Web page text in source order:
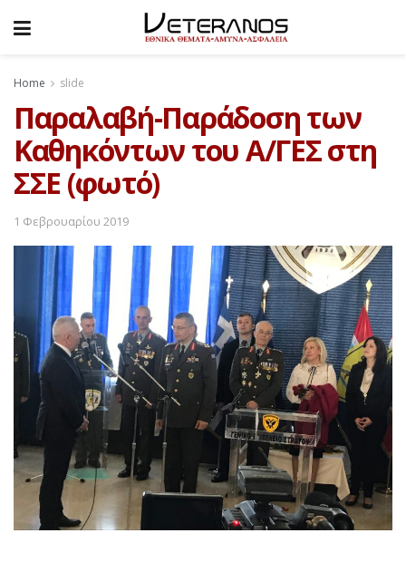
Home slide
Παραλαβή-Παράδοση των
Καθηκόντων του Α/ΓΕΣ στη
ΣΣΕ (φωτό)
1 Φεβρουαρίου 2019